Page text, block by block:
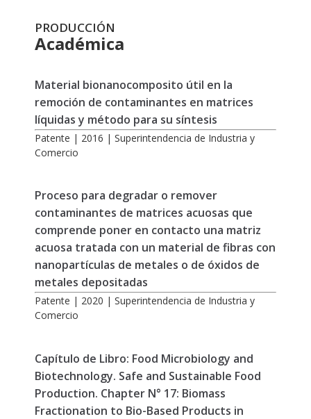
PRODUCCIÓN
Académica
Material bionanocomposito útil en la
remoción de contaminantes en matrices
líquidas y método para su síntesis
Patente | 2016 | Superintendencia de Industria y
Comercio
Proceso para degradar o remover
contaminantes de matrices acuosas que
comprende poner en contacto una matriz
acuosa tratada con un material de fibras con
nanopartículas de metales o de óxidos de
metales depositadas
Patente | 2020 | Superintendencia de Industria y
Comercio
Capítulo de Libro: Food Microbiology and
Biotechnology. Safe and Sustainable Food
Production. Chapter N° 17: Biomass
Fractionation to Bio-Based Products in